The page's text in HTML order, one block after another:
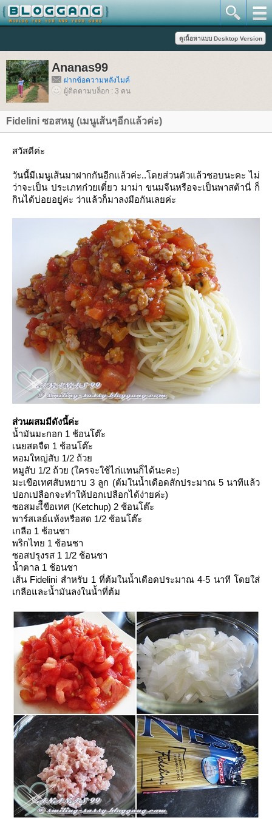
Ananas99
ฝากข้อความหลังไมค์
ผู้ติดตามบล็อก : 3 คน
Fidelini ซอสหมู (เมนูเส้นๆอีกแล้วค่ะ)
สวัสดีค่ะ
วันนี้มีเมนูเส้นมาฝากกันอีกแล้วค่ะ..โดยส่วนตัวแล้วชอบนะคะ ไม่
ว่าจะเป็น ประเภทก๋วยเตี๋ยว มาม่า ขนมจีนหรือจะเป็นพาสต้านี่ ก็
กินได้บ่อยอยู่ค่ะ ว่าแล้วก็มาลงมือกันเลยค่ะ
ส่วนผสมมีดังนี้ค่ะ
น้ำมันมะกอก 1 ช้อนโต๊ะ
เนยสดจืด 1 ช้อนโต๊ะ
หอมใหญ่สับ 1/2 ถ้ว
หมูสับ 1/2 ถ้วย (ใครจะใช้ไก่แทนก็ได้นะคะ)
มะเขือเทศสับหยาบ 3 ลูก (ต้มในน้ำเดือดสักประมาณ 5 นาทีแล้ว
ปอกเปลือกจะทำให้ปอกเปลือกได้ง่ายค่ะ)
ซอสมะเืืขือเทศ (Ketchup) 2 ช้อนโต๊ะ
พาร์สเลย์แห้งหรือสด 1/2 ช้อนโต๊ะ
เกลือ 1 ช้อนชา
พริกไทย 1 ช้อนชา
ซอสปรุงรส 1 1/2 ช้อนชา
น้ำตาล 1 ช้อนชา
เส้น Fidelini สำหรับ 1 ที่ต้มในน้ำเดือดประมาณ 4-5 นาที โดยใส่
เกลือและน้ำมันลงในน้ำที่ต้ม